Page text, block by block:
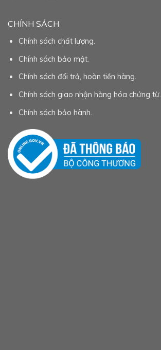
CHÍNH SÁCH
Chính sách chất lượng.
Chính sách bảo mật.
Chính sách đổi trả, hoàn tiền hàng.
Chính sách giao nhận hàng hóa chứng từ.
Chính sách bảo hành.